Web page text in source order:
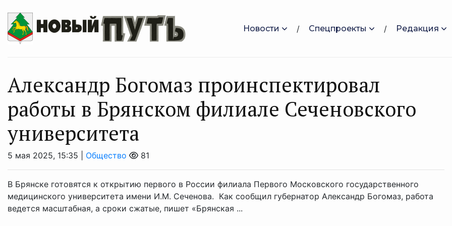
Новости Спецпроекты Редакция
Александр Богомаз проинспектировал
работы в Брянском филиале Сеченовского
университета
5 мая 2025, 15:35 | Общество 81
В Брянске готовятся к открытию первого в России филиала Первого Московского государственного
медицинского университета имени И.М. Сеченова. Как сообщил губернатор Александр Богомаз, работа
ведется масштабная, а сроки сжатые, пишет «Брянская ...